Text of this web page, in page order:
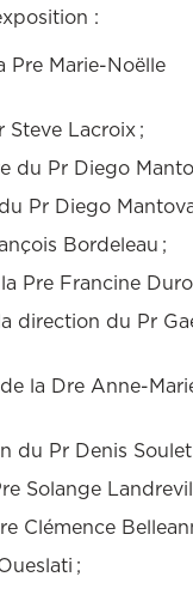
:
Pre Marie-Noëlle
Lacroix ;
du Pr Diego
Pr Diego
Bordeleau ;
Pre Francine
direction du Pr
la Dre Anne-
du Pr Denis Soulet
Solange
Clémence
;